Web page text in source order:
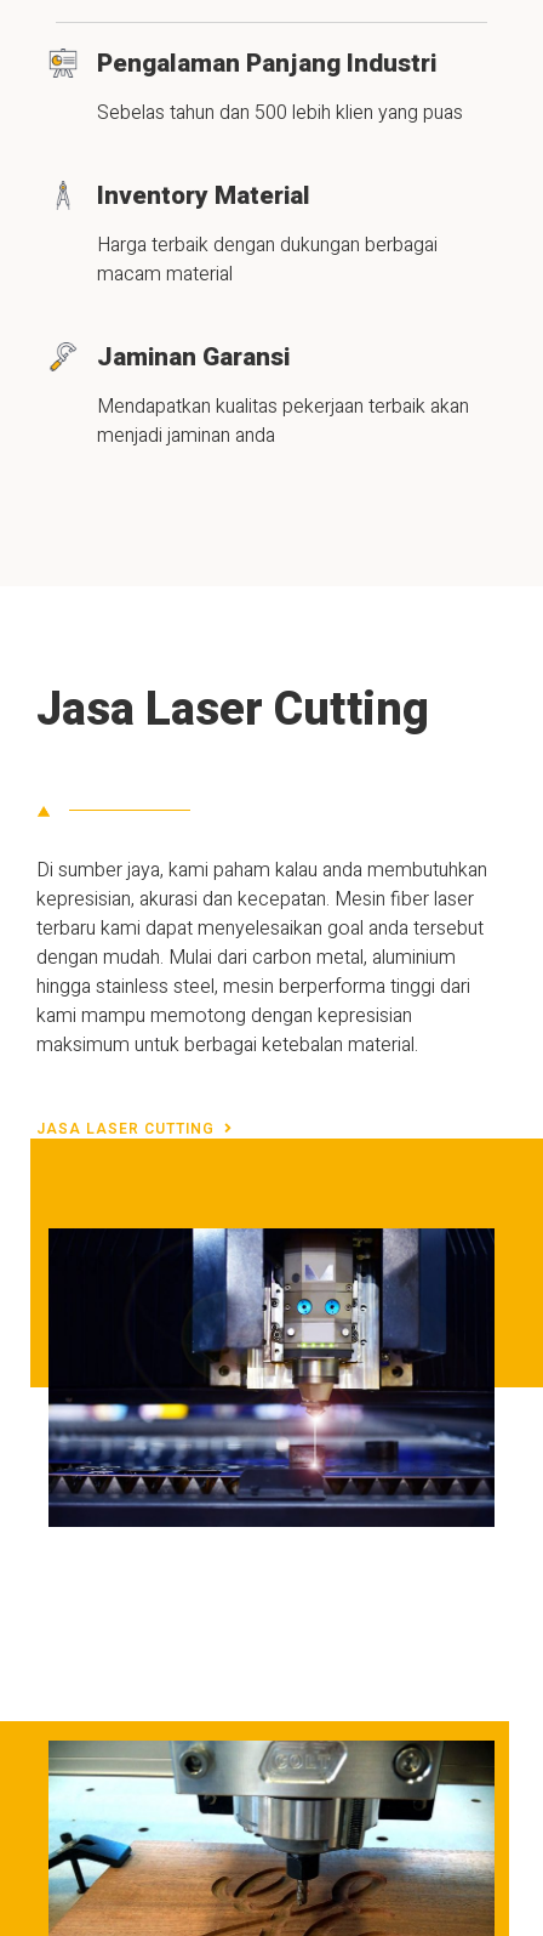
Pengalaman Panjang Industri
Sebelas tahun dan 500 lebih klien yang puas
Inventory Material
Harga terbaik dengan dukungan berbagai
macam material
Jaminan Garansi
Mendapatkan kualitas pekerjaan terbaik akan
menjadi jaminan anda
Jasa Laser Cutting
Di sumber jaya, kami paham kalau anda membutuhkan
kepresisian, akurasi dan kecepatan. Mesin fiber laser
terbaru kami dapat menyelesaikan goal anda tersebut
dengan mudah. Mulai dari carbon metal, aluminium
hingga stainless steel, mesin berperforma tinggi dari
kami mampu memotong dengan kepresisian
maksimum untuk berbagai ketebalan material.
JASA LASER CUTTING